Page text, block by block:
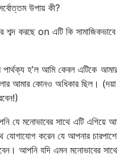
উপায় কী?
শব্দ করছে on এটি কি
হ'ল আমি কেবল এটিকে
আমার কোনও অধিকার ছিল।
মনোভাবের সাথে এটি এগিয়ে
করেন যে আপনার
আপনি যদি এমন মনোভাবের